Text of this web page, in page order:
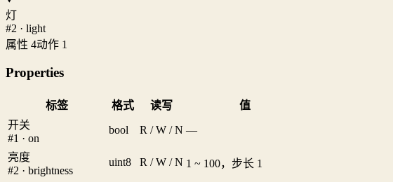
灯
#2 · light
属性 4动作 1
Properties
标签 格式 读写
值
开关
#1 · on
bool R / W / N —
亮度
#2 · brightness
uint8 R / W / N 1 ~ 100，步长 1